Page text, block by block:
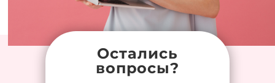
Остались
вопросы?